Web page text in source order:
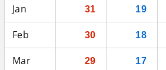
Jan 31 19
Feb 30 18
Mar 29 17